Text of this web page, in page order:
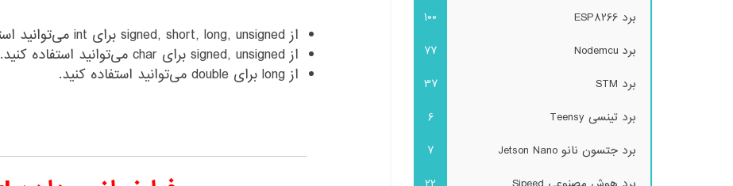
از signed, short, long, unsigned برای int می‌توانید استفاده کنید.
از signed, unsigned برای char می‌توانید استفاده کنید.
از long برای double می‌توانید استفاده کنید.
برد ESP8266
100
برد Nodemcu
77
برد STM
37
برد تینسی Teensy
6
برد جتسون نانو Jetson Nano
7